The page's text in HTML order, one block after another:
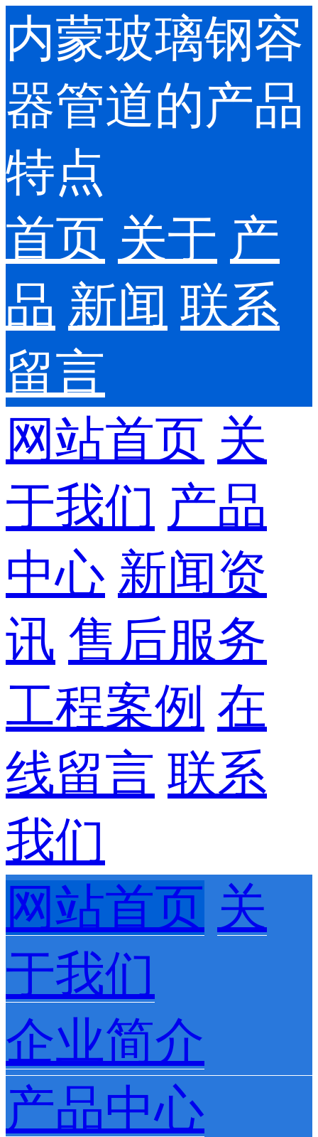
内蒙玻璃钢容
器管道的产品
特点
首页 关于 产
品 新闻 联系
留言
网站首页 关
于我们 产品
中心 新闻资
讯 售后服务
工程案例 在
线留言 联系
我们
网站首页 关
于我们
企业简介
产品中心